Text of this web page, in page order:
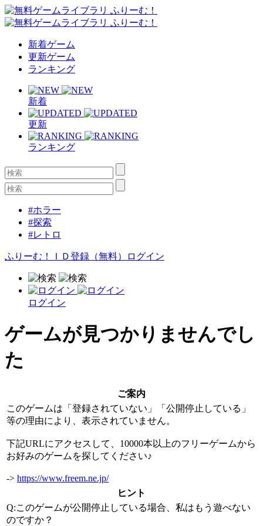
新着ゲーム
更新ゲーム
ランキング
新着
更新
ランキング
#ホラー
#探索
#レトロ
ふりーむ！ＩＤ登録（無料） ログイン
ログイン
ゲームが見つかりませんでし
た
ご案内
このゲームは「登録されていない」「公開停止している」
等の理由により、表示されていません。
下記URLにアクセスして、10000本以上のフリーゲームから
お好みのゲームを探してください♪
-> https://www.freem.ne.jp/
ヒント
Q:このゲームが公開停止している場合、私はもう遊べない
のですか？